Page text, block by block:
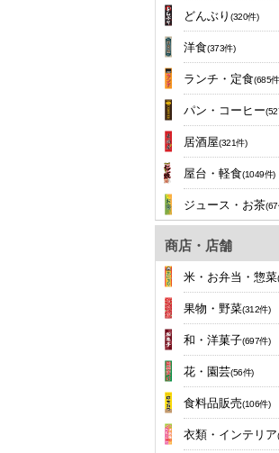
どんぶり (320件)
洋食(373件)
ランチ・定食(685
パン・コーヒー
居酒屋(321件)
屋台・軽食(1049件)
ジュース・お茶(67
商店・店舗
米・お弁当・惣菜
果物・野菜(312件)
和・洋菓子(697件)
花・園芸(56件)
食料品販売(106件)
衣類・インテリア